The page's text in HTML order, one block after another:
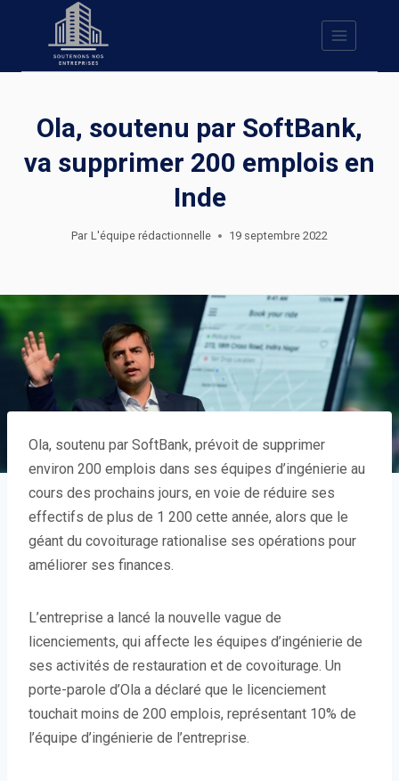
Ola, soutenu par SoftBank,
va supprimer 200 emplois en
Inde
Par L'équipe rédactionnelle 19 septembre 2022
Ola, soutenu par SoftBank, prévoit de supprimer
environ 200 emplois dans ses équipes d’ingénierie au
cours des prochains jours, en voie de réduire ses
effectifs de plus de 1 200 cette année, alors que le
géant du covoiturage rationalise ses opérations pour
améliorer ses finances.
L’entreprise a lancé la nouvelle vague de
licenciements, qui affecte les équipes d’ingénierie de
ses activités de restauration et de covoiturage. Un
porte-parole d’Ola a déclaré que le licenciement
touchait moins de 200 emplois, représentant 10% de
l’équipe d’ingénierie de l’entreprise.